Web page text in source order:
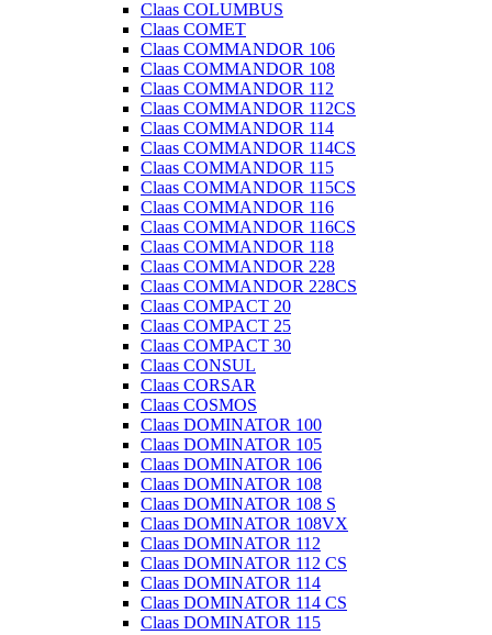
Claas COLUMBUS
Claas COMET
Claas COMMANDOR 106
Claas COMMANDOR 108
Claas COMMANDOR 112
Claas COMMANDOR 112CS
Claas COMMANDOR 114
Claas COMMANDOR 114CS
Claas COMMANDOR 115
Claas COMMANDOR 115CS
Claas COMMANDOR 116
Claas COMMANDOR 116CS
Claas COMMANDOR 118
Claas COMMANDOR 228
Claas COMMANDOR 228CS
Claas COMPACT 20
Claas COMPACT 25
Claas COMPACT 30
Claas CONSUL
Claas CORSAR
Claas COSMOS
Claas DOMINATOR 100
Claas DOMINATOR 105
Claas DOMINATOR 106
Claas DOMINATOR 108
Claas DOMINATOR 108 S
Claas DOMINATOR 108VX
Claas DOMINATOR 112
Claas DOMINATOR 112 CS
Claas DOMINATOR 114
Claas DOMINATOR 114 CS
Claas DOMINATOR 115